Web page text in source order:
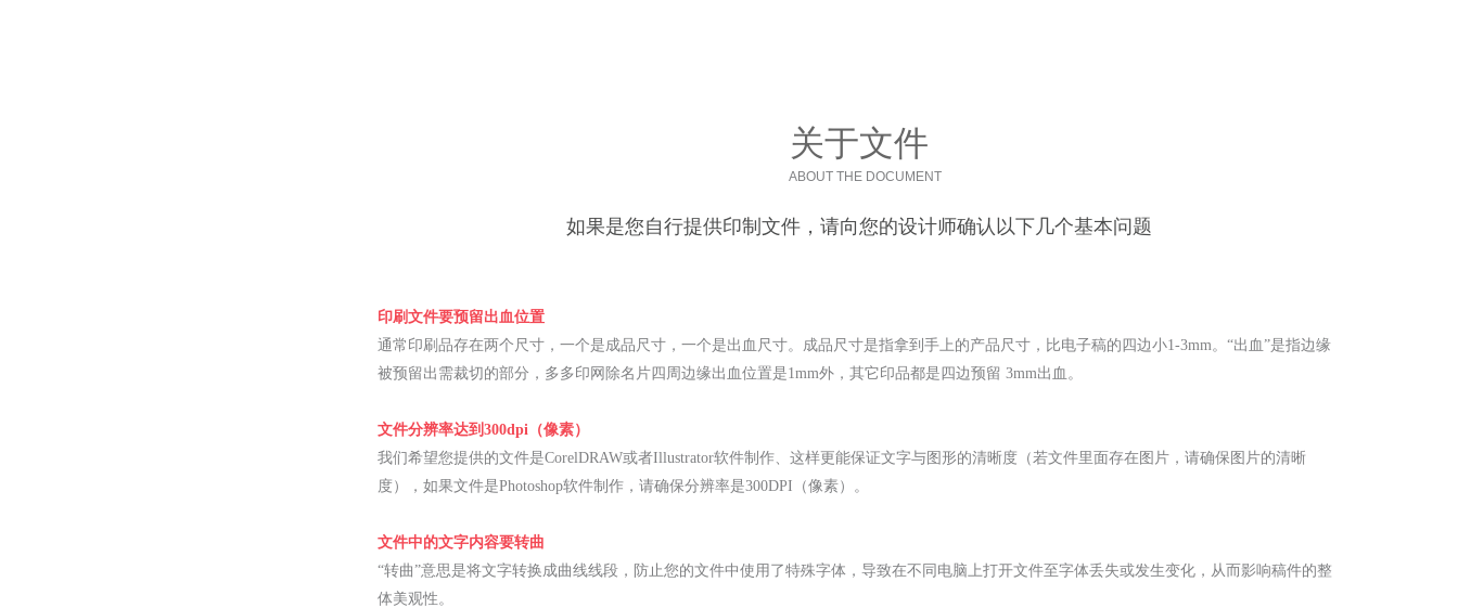
关于文件
ABOUT THE DOCUMENT
如果是您自行提供印制文件，请向您的设计师确认以下几个基本问题
印刷文件要预留出血位置
通常印刷品存在两个尺寸，一个是成品尺寸，一个是出血尺寸。成品尺寸是指拿到手上的产品尺寸，比电子稿的四边小1-3mm。“出血”是指边缘
被预留出需裁切的部分，多多印网除名片四周边缘出血位置是1mm外，其它印品都是四边预留 3mm出血。
文件分辨率达到300dpi（像素）
我们希望您提供的文件是CorelDRAW或者Illustrator软件制作、这样更能保证文字与图形的清晰度（若文件里面存在图片，请确保图片的清晰
度），如果文件是Photoshop软件制作，请确保分辨率是300DPI（像素）。
文件中的文字内容要转曲
“转曲”意思是将文字转换成曲线线段，防止您的文件中使用了特殊字体，导致在不同电脑上打开文件至字体丢失或发生变化，从而影响稿件的整
体美观性。